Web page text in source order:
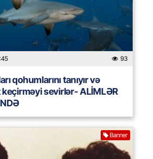
93
qohumlarını tanıyır və
sevirlər- ALİMLƏR
Banner